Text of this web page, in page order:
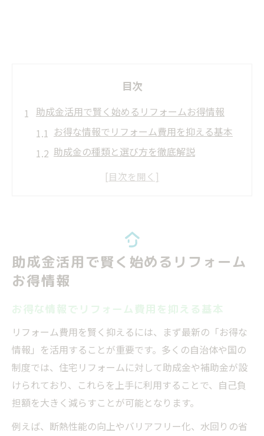
目次
助成金活用で賢く始めるリフォームお得情報
お得な情報でリフォーム費用を抑える基本
助成金の種類と選び方を徹底解説
補助金申請の流れと注意点のまとめ
リフォーム補助金一覧を活かす最新のお得な選
補助金一覧から探すお得な情報活用法
リフォーム補助金2026の注目ポイント解説
条件別にみる最新補助金のお得な選択
省エネ・耐震リフォームのお得な補助金情
報
お得な情報が満載の補助金活用事例紹介
申請方法から学ぶ助成金リフォームの実践術
リフォーム補助金申請方法のお得な情報ガ
イド
助成金活用で賢く始めるリフォーム
お得情報
お得な情報でリフォーム費用を抑える基本
リフォーム費用を賢く抑えるには、まず最新の「お得な
情報」を活用することが重要です。多くの自治体や国の
制度では、住宅リフォームに対して助成金や補助金が設
けられており、これらを上手に利用することで、自己負
担額を大きく減らすことが可能となります。
例えば、断熱性能の向上やバリアフリー化、水回りの省